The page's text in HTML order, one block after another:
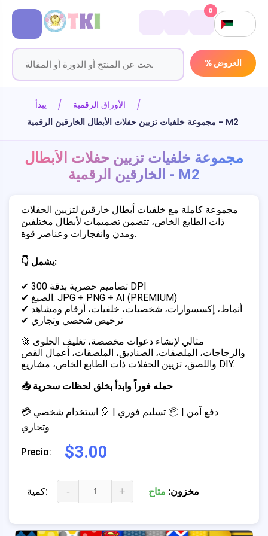
% العروض
0
يبدأ
الأوراق الرقمية
مجموعة خلفيات تزيين حفلات الأبطال الخارقين الرقمية - M2
مجموعة خلفيات تزيين حفلات الأبطال
الخارقين الرقمية - M2
مجموعة كاملة مع خلفيات أبطال خارقين لتزيين الحفلات
ذات الطابع الخاص، تتضمن تصميمات لأبطال مختلفين
ومدن وانفجارات وعناصر قوة.
👇 يشمل:
✔ تصاميم حصرية بدقة 300 DPI
✔ الصيغ: JPG + PNG + AI (PREMIUM)
✔ أنماط، إكسسوارات، شخصيات، خلفيات، أرقام ومشاهد
✔ ترخيص شخصي وتجاري
🚀 مثالي لإنشاء دعوات مخصصة، تغليف الحلوى
والزجاجات، الملصقات، الصناديق، الملصقات، أعمال القص
واللصق، تزيين الحفلات ذات الطابع الخاص، مشاريع DIY.
📥 حمله فوراً وابدأ بخلق لحظات سحرية
💳 دفع آمن | 📦 تسليم فوري | 🎈 استخدام شخصي
وتجاري
Precio: $3.00
كمية: - + مخزون: متاح